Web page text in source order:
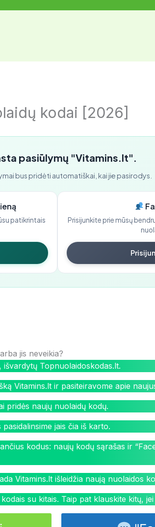
kodai [2026]
pasiūlymų "Vitamins.lt".
bus pridėti automatiškai, kai jie pasirodys.
patikrintais
Prisijunkite prie mūsų
jis neveikia?
Topnuolaidoskodas.lt.
Vitamins.lt ir pasiteiravome apie
pridės naujų nuolaidų kodų.
jais čia iš karto.
kodus: naujų kodų sąrašas ir
Vitamins.lt išleidžia naują nuolaidos
su kitais. Taip pat klauskite kitų,